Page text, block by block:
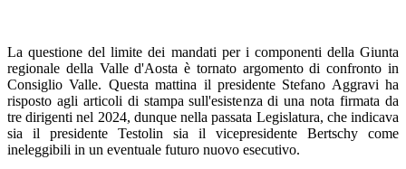
La questione del limite dei mandati per i componenti della Giunta
regionale della Valle d'Aosta è tornato argomento di confronto in
Consiglio Valle. Questa mattina il presidente Stefano Aggravi ha
risposto agli articoli di stampa sull'esistenza di una nota firmata da
tre dirigenti nel 2024, dunque nella passata Legislatura, che indicava
sia il presidente Testolin sia il vicepresidente Bertschy come
ineleggibili in un eventuale futuro nuovo esecutivo.